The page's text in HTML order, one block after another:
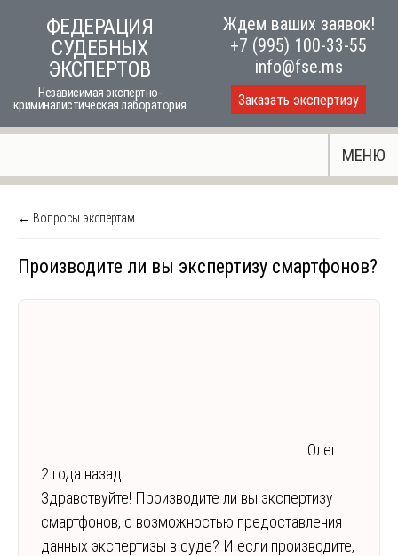
ФЕДЕРАЦИЯ
СУДЕБНЫХ
ЭКСПЕРТОВ
Независимая экспертно-
криминалистическая лаборатория
Ждем ваших заявок!
+7 (995) 100-33-55
info@fse.ms
Заказать экспертизу
МЕНЮ
← Вопросы экспертам
Производите ли вы экспертизу смартфонов?
Олег
2 года назад
Здравствуйте! Производите ли вы экспертизу
смартфонов, с возможностью предоставления
данных экспертизы в суде? И если производите,